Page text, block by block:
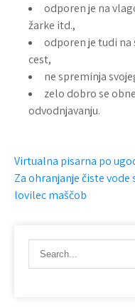
odporen je na
žarke itd.,
odporen je tudi na
cest,
ne spreminja
zelo dobro se
odvodnjavanju.
N
a
Virtualna pisarna po
Za ohranjanje čiste vode
lovilec maščob